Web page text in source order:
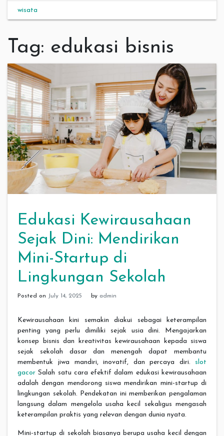
wisata
Tag: edukasi bisnis
Edukasi Kewirausahaan
Sejak Dini: Mendirikan
Mini-Startup di
Lingkungan Sekolah
Posted on July 14, 2025 by admin
Kewirausahaan kini semakin diakui sebagai keterampilan
penting yang perlu dimiliki sejak usia dini. Mengajarkan
konsep bisnis dan kreativitas kewirausahaan kepada siswa
sejak sekolah dasar dan menengah dapat membantu
membentuk jiwa mandiri, inovatif, dan percaya diri. slot
gacor Salah satu cara efektif dalam edukasi kewirausahaan
adalah dengan mendorong siswa mendirikan mini-startup di
lingkungan sekolah. Pendekatan ini memberikan pengalaman
langsung dalam mengelola usaha kecil sekaligus mengasah
keterampilan praktis yang relevan dengan dunia nyata.
Mini-startup di sekolah biasanya berupa usaha kecil dengan